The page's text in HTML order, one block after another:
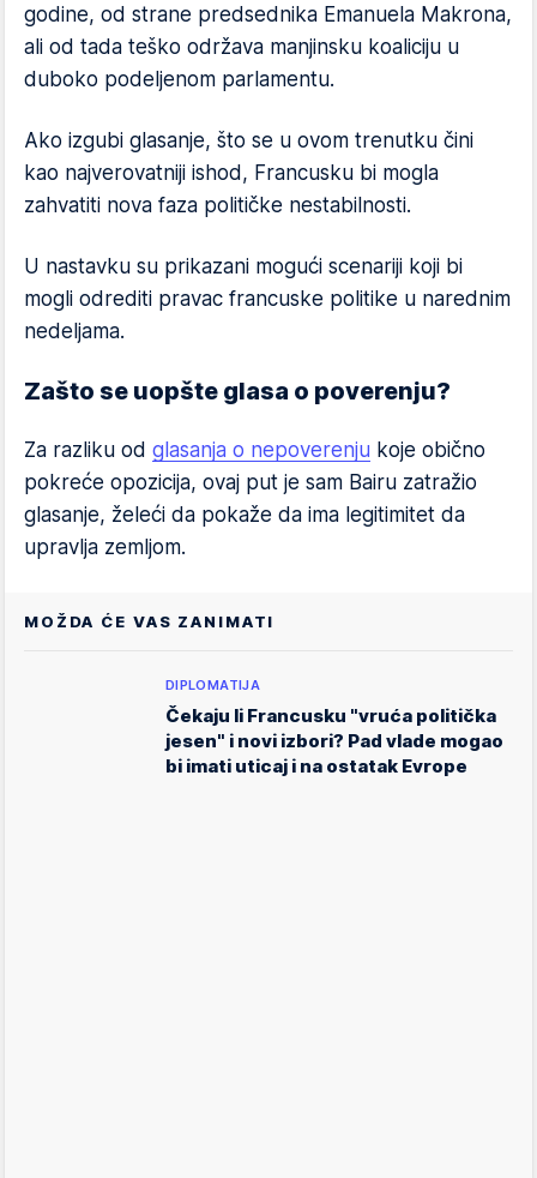
godine, od strane predsednika Emanuela Makrona,
ali od tada teško održava manjinsku koaliciju u
duboko podeljenom parlamentu.
Ako izgubi glasanje, što se u ovom trenutku čini
kao najverovatniji ishod, Francusku bi mogla
zahvatiti nova faza političke nestabilnosti.
U nastavku su prikazani mogući scenariji koji bi
mogli odrediti pravac francuske politike u narednim
nedeljama.
Zašto se uopšte glasa o poverenju?
Za razliku od glasanja o nepoverenju koje obično
pokreće opozicija, ovaj put je sam Bairu zatražio
glasanje, želeći da pokaže da ima legitimitet da
upravlja zemljom.
MOŽDA ĆE VAS ZANIMATI
DIPLOMATIJA
Čekaju li Francusku "vruća politička
jesen" i novi izbori? Pad vlade mogao
bi imati uticaj i na ostatak Evrope